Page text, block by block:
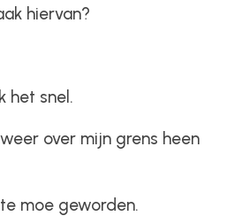
hiervan?
het snel.
over mijn grens heen
moe geworden.